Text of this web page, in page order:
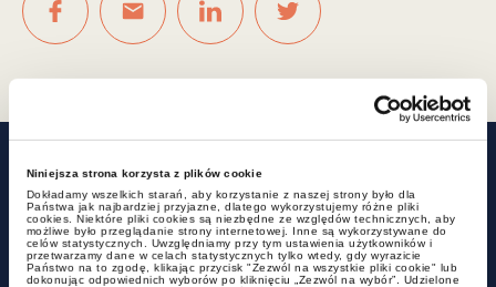
Niniejsza strona korzysta z plików cookie
Dokładamy wszelkich starań, aby korzystanie z naszej strony było dla
Państwa jak najbardziej przyjazne, dlatego wykorzystujemy różne pliki
cookies. Niektóre pliki cookies są niezbędne ze względów technicznych, aby
możliwe było przeglądanie strony internetowej. Inne są wykorzystywane do
celów statystycznych. Uwzględniamy przy tym ustawienia użytkowników i
przetwarzamy dane w celach statystycznych tylko wtedy, gdy wyrazicie
Państwo na to zgodę, klikając przycisk "Zezwól na wszystkie pliki cookie" lub
dokonując odpowiednich wyborów po kliknięciu „Zezwól na wybór”. Udzielone
Powiązane wpisy